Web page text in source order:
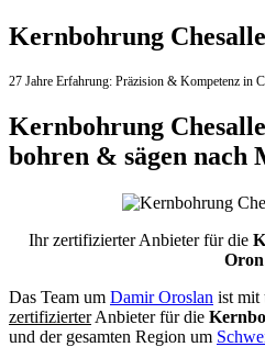
Kernbohrung
27 Jahre Erfahrung: Präzision & Kompetenz in
Kernbohrung
bohren & sägen nach
Ihr zertifizierter Anbieter für die
Oron
Das Team um Damir Oroslan ist mit
zertifizierterAnbieter für die
und der gesamten Region um